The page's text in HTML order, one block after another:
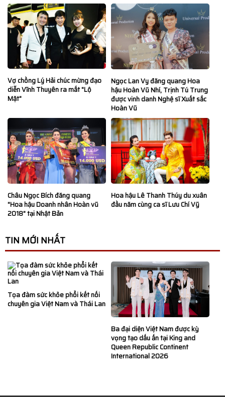
Vợ chồng Lý Hải chúc mừng đạo
diễn Vĩnh Thuyên ra mắt "Lộ
Mặt"
Ngọc Lan Vy đăng quang Hoa
hậu Hoàn Vũ Nhí, Trịnh Tú Trung
được vinh danh Nghệ sĩ Xuất sắc
Hoàn Vũ
Châu Ngọc Bích đăng quang
"Hoa hậu Doanh nhân Hoàn vũ
2018" tại Nhật Bản
Hoa hậu Lê Thanh Thúy du xuân
đầu năm cùng ca sĩ Lưu Chí Vỹ
TIN MỚI NHẤT
Tọa đàm sức khỏe phổi kết nối
chuyên gia Việt Nam và Thái Lan
Ba đại diện Việt Nam được kỳ
vọng tạo dấu ấn tại King and
Queen Republic Continent
International 2026